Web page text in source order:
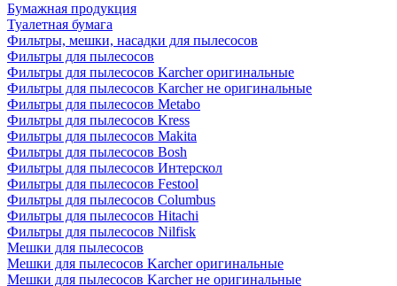
Бумажная продукция
Туалетная бумага
Фильтры, мешки, насадки для пылесосов
Фильтры для пылесосов
Фильтры для пылесосов Karcher оригинальные
Фильтры для пылесосов Karcher не оригинальные
Фильтры для пылесосов Metabo
Фильтры для пылесосов Kress
Фильтры для пылесосов Makita
Фильтры для пылесосов Bosh
Фильтры для пылесосов Интерскол
Фильтры для пылесосов Festool
Фильтры для пылесосов Columbus
Фильтры для пылесосов Hitachi
Фильтры для пылесосов Nilfisk
Мешки для пылесосов
Мешки для пылесосов Karcher оригинальные
Мешки для пылесосов Karcher не оригинальные